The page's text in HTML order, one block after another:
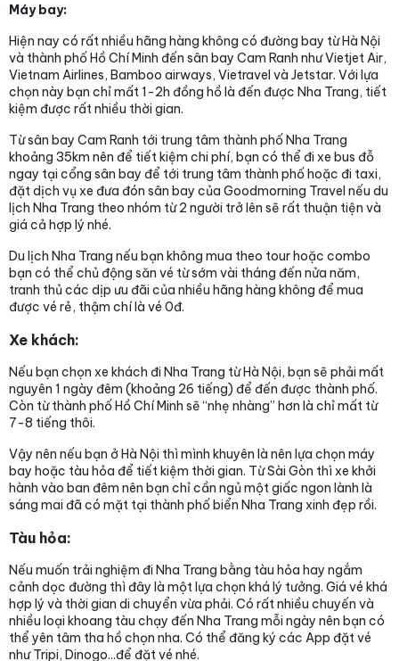
Máy bay:
Hiện nay có rất nhiều hãng hàng không có đường bay từ Hà Nội
và thành phố Hồ Chí Minh đến sân bay Cam Ranh như Vietjet Air,
Vietnam Airlines, Bamboo airways, Vietravel và Jetstar. Với lựa
chọn này bạn chỉ mất 1-2h đồng hồ là đến được Nha Trang, tiết
kiệm được rất nhiều thời gian.
Từ sân bay Cam Ranh tới trung tâm thành phố Nha Trang
khoảng 35km nên để tiết kiệm chi phí, bạn có thể đi xe bus đỗ
ngay tại cổng sân bay để tới trung tâm thành phố hoặc đi taxi,
đặt dịch vụ xe đưa đón sân bay của Goodmorning Travel nếu du
lịch Nha Trang theo nhóm từ 2 người trở lên sẽ rất thuận tiện và
giá cả hợp lý nhé.
Du lịch Nha Trang nếu bạn không mua theo tour hoặc combo
bạn có thể chủ động săn vé từ sớm vài tháng đến nửa năm,
tranh thủ các dịp ưu đãi của nhiều hãng hàng không để mua
được vé rẻ, thậm chí là vé 0đ.
Xe khách:
Nếu bạn chọn xe khách đi Nha Trang từ Hà Nội, bạn sẽ phải mất
nguyên 1 ngày đêm (khoảng 26 tiếng) để đến được thành phố.
Còn từ thành phố Hồ Chí Minh sẽ “nhẹ nhàng” hơn là chỉ mất từ
7-8 tiếng thôi.
Vậy nên nếu bạn ở Hà Nội thì mình khuyên là nên lựa chọn máy
bay hoặc tàu hỏa để tiết kiệm thời gian. Từ Sài Gòn thì xe khởi
hành vào ban đêm nên bạn chỉ cần ngủ một giấc ngon lành là
sáng mai đã có mặt tại thành phố biển Nha Trang xinh đẹp rồi.
Tàu hỏa:
Nếu muốn trải nghiệm đi Nha Trang bằng tàu hỏa hay ngắm
cảnh dọc đường thì đây là một lựa chọn khá lý tưởng. Giá vé khá
hợp lý và thời gian di chuyển vừa phải. Có rất nhiều chuyến và
nhiều loại khoang tàu chạy đến Nha Trang mỗi ngày nên bạn có
thể yên tâm tha hồ chọn nha. Có thể đăng ký các App đặt vé
như Tripi, Dinogo...để đặt vé nhé.